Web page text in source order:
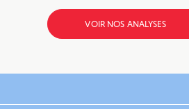
VOIR NOS ANALYSES